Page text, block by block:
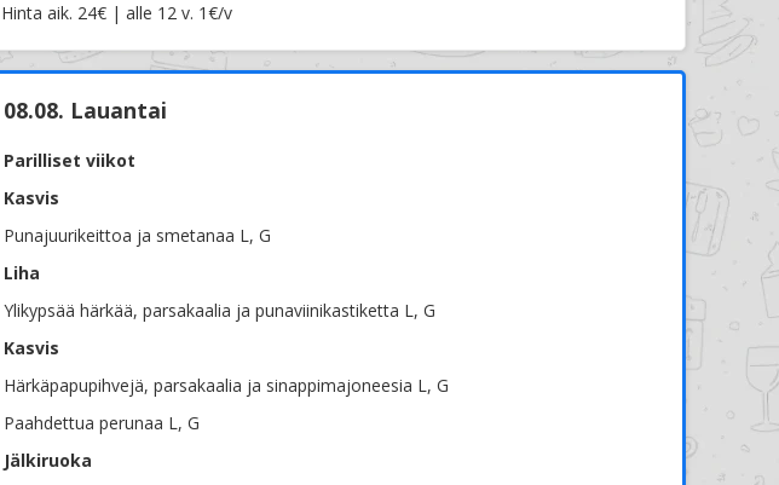
Hinta aik. 24€ | alle 12 v. 1€/v
08.08. Lauantai
Parilliset viikot
Kasvis
Punajuurikeittoa ja smetanaa L, G
Liha
Ylikypsää härkää, parsakaalia ja punaviinikastiketta L, G
Kasvis
Härkäpapupihvejä, parsakaalia ja sinappimajoneesia L, G
Paahdettua perunaa L, G
Jälkiruoka